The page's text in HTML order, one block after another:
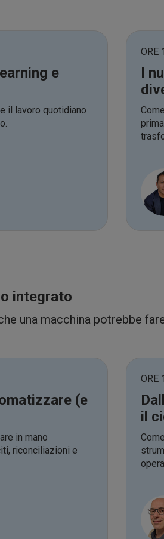
e
il lavoro quotidiano
ORE
I
integrato
una macchina potrebbe
(e
in mano
riconciliazioni e
ORE
il